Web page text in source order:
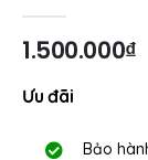
1.500.000₫
Ưu đãi
Bảo